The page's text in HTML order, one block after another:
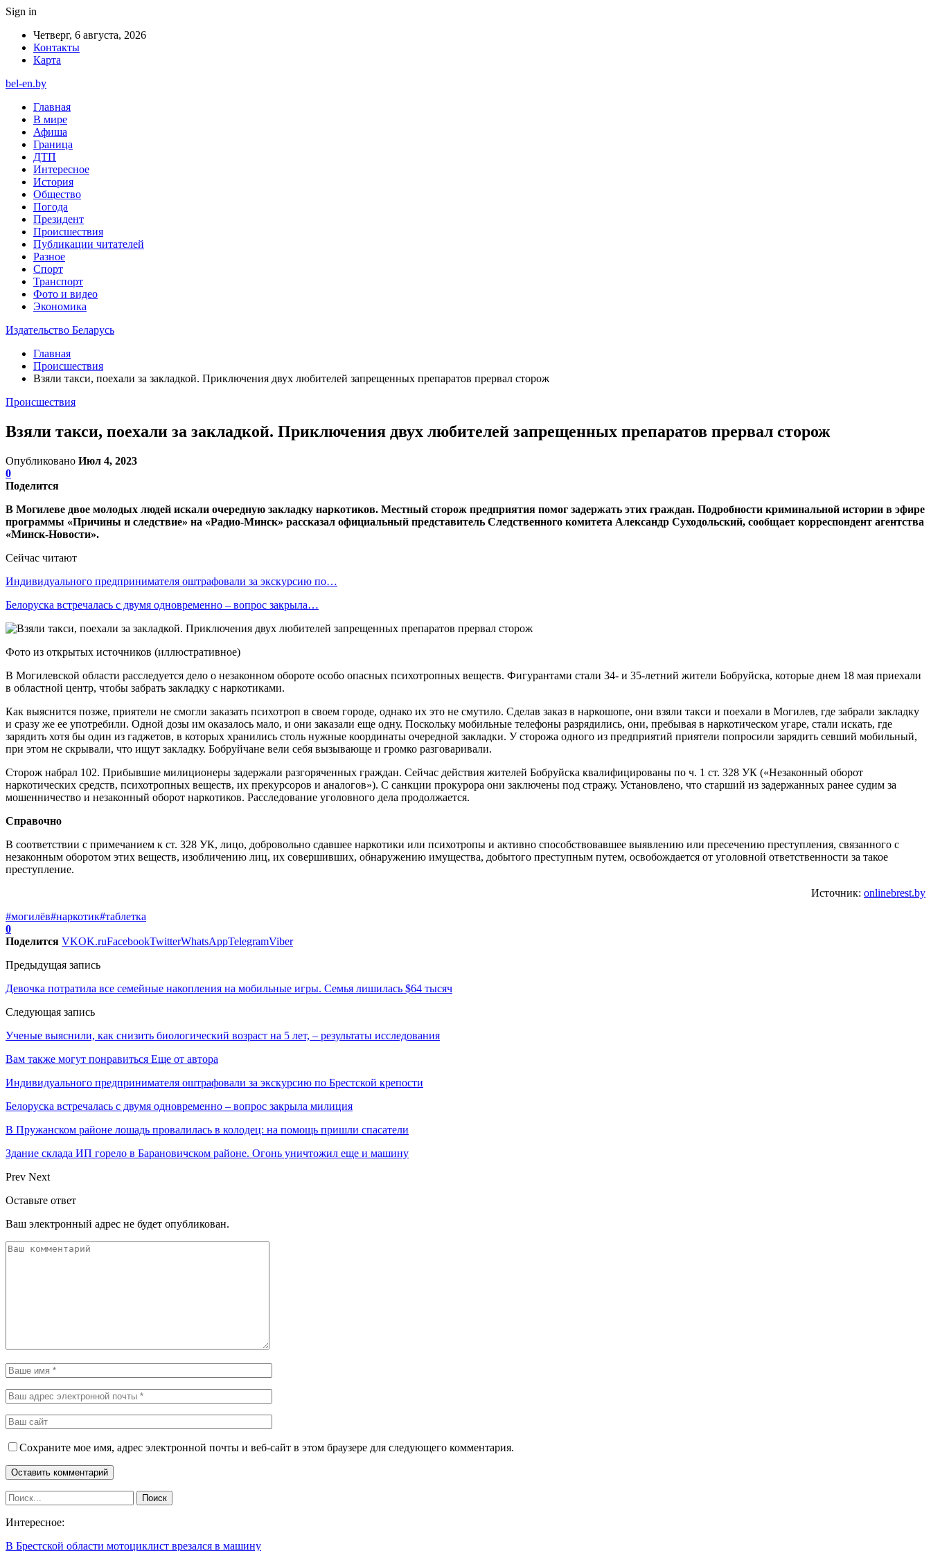
Sign in
Четверг, 6 августа, 2026
Контакты
Карта
bel-en.by
Главная
В мире
Афиша
Граница
ДТП
Интересное
История
Общество
Погода
Президент
Происшествия
Публикации читателей
Разное
Спорт
Транспорт
Фото и видео
Экономика
Издательство Беларусь
Главная
Происшествия
Взяли такси, поехали за закладкой. Приключения двух любителей запрещенных препаратов прервал сторож
Происшествия
Взяли такси, поехали за закладкой. Приключения двух любителей запрещенных препаратов прервал сторож
Опубликовано Июл 4, 2023
0
Поделится
В Могилеве двое молодых людей искали очередную закладку наркотиков. Местный сторож предприятия помог задержать этих граждан. Подробности криминальной истории в эфире
программы «Причины и следствие» на «Радио-Минск» рассказал официальный представитель Следственного комитета Александр Суходольский, сообщает корреспондент агентства
«Минск-Новости».
Сейчас читают
Индивидуального предпринимателя оштрафовали за экскурсию по…
Белоруска встречалась с двумя одновременно – вопрос закрыла…
Фото из открытых источников (иллюстративное)
В Могилевской области расследуется дело о незаконном обороте особо опасных психотропных веществ. Фигурантами стали 34- и 35-летний жители Бобруйска, которые днем 18 мая приехали
в областной центр, чтобы забрать закладку с наркотиками.
Как выяснится позже, приятели не смогли заказать психотроп в своем городе, однако их это не смутило. Сделав заказ в наркошопе, они взяли такси и поехали в Могилев, где забрали закладку
и сразу же ее употребили. Одной дозы им оказалось мало, и они заказали еще одну. Поскольку мобильные телефоны разрядились, они, пребывая в наркотическом угаре, стали искать, где
зарядить хотя бы один из гаджетов, в которых хранились столь нужные координаты очередной закладки. У сторожа одного из предприятий приятели попросили зарядить севший мобильный,
при этом не скрывали, что ищут закладку. Бобруйчане вели себя вызывающе и громко разговаривали.
Сторож набрал 102. Прибывшие милиционеры задержали разгоряченных граждан. Сейчас действия жителей Бобруйска квалифицированы по ч. 1 ст. 328 УК («Незаконный оборот
наркотических средств, психотропных веществ, их прекурсоров и аналогов»). С санкции прокурора они заключены под стражу. Установлено, что старший из задержанных ранее судим за
мошенничество и незаконный оборот наркотиков. Расследование уголовного дела продолжается.
Справочно
В соответствии с примечанием к ст. 328 УК, лицо, добровольно сдавшее наркотики или психотропы и активно способствовавшее выявлению или пресечению преступления, связанного с
незаконным оборотом этих веществ, изобличению лиц, их совершивших, обнаружению имущества, добытого преступным путем, освобождается от уголовной ответственности за такое
преступление.
Источник: onlinebrest.by
#могилёв#наркотик#таблетка
0
Поделится VKOK.ruFacebookTwitterWhatsAppTelegramViber
Предыдущая запись
Девочка потратила все семейные накопления на мобильные игры. Семья лишилась $64 тысяч
Следующая запись
Ученые выяснили, как снизить биологический возраст на 5 лет, – результаты исследования
Вам также могут понравиться Еще от автора
Индивидуального предпринимателя оштрафовали за экскурсию по Брестской крепости
Белоруска встречалась с двумя одновременно – вопрос закрыла милиция
В Пружанском районе лошадь провалилась в колодец: на помощь пришли спасатели
Здание склада ИП горело в Барановичском районе. Огонь уничтожил еще и машину
Prev Next
Оставьте ответ
Ваш электронный адрес не будет опубликован.
Сохраните мое имя, адрес электронной почты и веб-сайт в этом браузере для следующего комментария.
Интересное:
В Брестской области мотоциклист врезался в машину